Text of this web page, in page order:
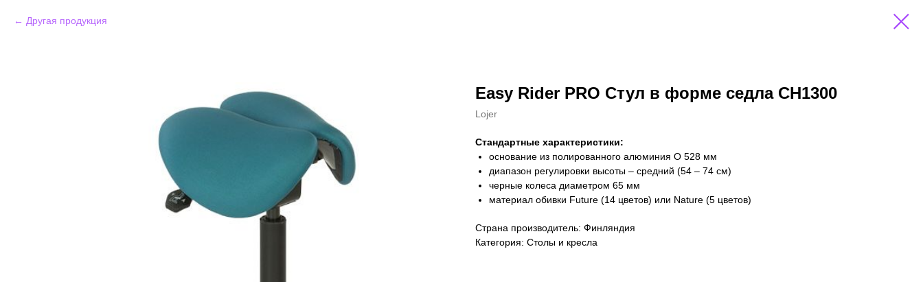
Другая продукция
Easy Rider PRO Стул в форме седла CH1300
Lojer
Стандартные характеристики:
основание из полированного алюминия O 528 мм
диапазон регулировки высоты – средний (54 – 74 см)
черные колеса диаметром 65 мм
материал обивки Future (14 цветов) или Nature (5 цветов)
Страна производитель: Финляндия
Категория: Столы и кресла